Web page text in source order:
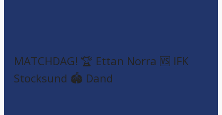
MATCHDAG! 🏆 Ettan Norra 🆚 IFK
Stocksund 🏟️ Dand